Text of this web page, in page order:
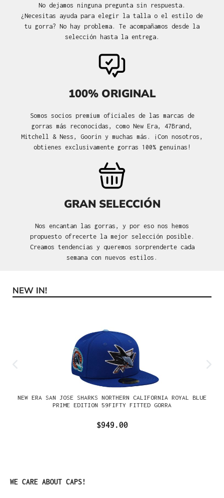
No dejamos ninguna pregunta sin respuesta.
¿Necesitas ayuda para elegir la talla o el estilo de
tu gorra? No hay problema. Te acompañamos desde la
selección hasta la entrega.
100% ORIGINAL
Somos socios premium oficiales de las marcas de
gorras más reconocidas, como New Era, 47Brand,
Mitchell & Ness, Goorin y muchas más. ¡Con nosotros,
obtienes exclusivamente gorras 100% genuinas!
GRAN SELECCIÓN
Nos encantan las gorras, y por eso nos hemos
propuesto ofrecerte la mejor selección posible.
Creamos tendencias y queremos sorprenderte cada
semana con nuevos estilos.
Omitir la galería de productos
NEW IN!
NEW ERA SAN JOSE SHARKS NORTHERN CALIFORNIA ROYAL BLUE
PRIME EDITION 59FIFTY FITTED GORRA
$949.00
Omitir la galería de productos
WE CARE ABOUT CAPS!